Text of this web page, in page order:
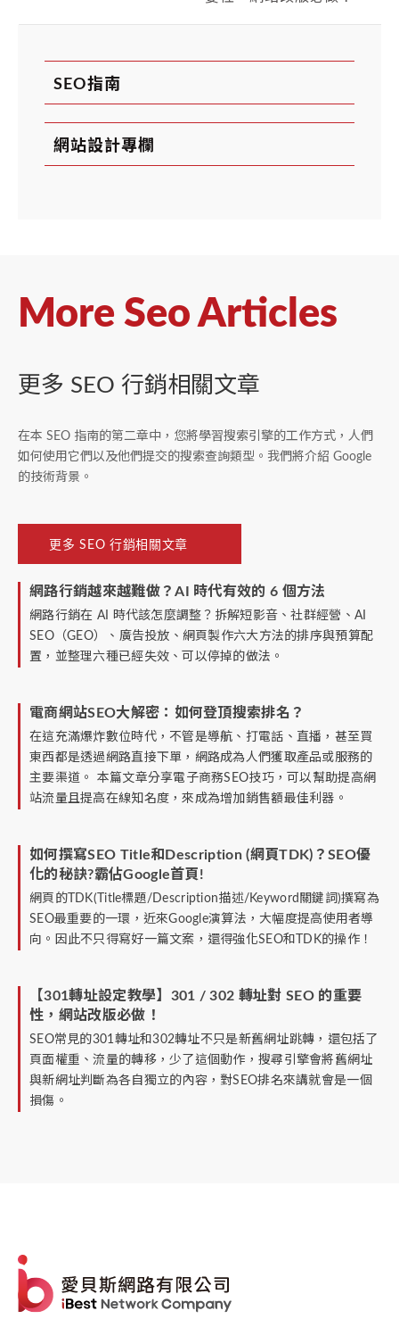
SEO指南
網站設計專欄
More Seo Articles
更多 SEO 行銷相關文章
在本 SEO 指南的第二章中，您將學習搜索引擎的工作方式，人們
如何使用它們以及他們提交的搜索查詢類型。我們將介紹 Google
的技術背景。
更多 SEO 行銷相關文章
網路行銷越來越難做？AI 時代有效的 6 個方法
網路行銷在 AI 時代該怎麼調整？拆解短影音、社群經營、AI
SEO（GEO）、廣告投放、網頁製作六大方法的排序與預算配
置，並整理六種已經失效、可以停掉的做法。
電商網站SEO大解密：如何登頂搜索排名？
在這充滿爆炸數位時代，不管是導航、打電話、直播，甚至買
東西都是透過網路直接下單，網路成為人們獲取產品或服務的
主要渠道。 本篇文章分享電子商務SEO技巧，可以幫助提高網
站流量且提高在線知名度，來成為增加銷售額最佳利器。
如何撰寫SEO Title和Description (網頁TDK)？SEO優
化的秘訣?霸佔Google首頁!
網頁的TDK(Title標題/Description描述/Keyword關鍵詞)撰寫為
SEO最重要的一環，近來Google演算法，大幅度提高使用者導
向。因此不只得寫好一篇文案，還得強化SEO和TDK的操作！
【301轉址設定教學】301 / 302 轉址對 SEO 的重要
性，網站改版必做！
SEO常見的301轉址和302轉址不只是新舊網址跳轉，還包括了
頁面權重、流量的轉移，少了這個動作，搜尋引擎會將舊網址
與新網址判斷為各自獨立的內容，對SEO排名來講就會是一個
損傷。